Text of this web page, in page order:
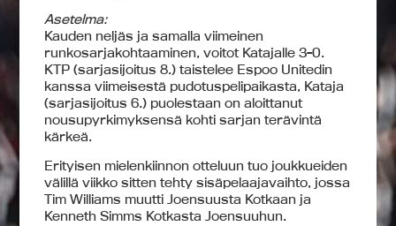
Asetelma:
Kauden neljäs ja samalla viimeinen
runkosarjakohtaaminen, voitot Katajalle 3-0.
KTP (sarjasijoitus 8.) taistelee Espoo Unitedin
kanssa viimeisestä pudotuspelipaikasta, Kataja
(sarjasijoitus 6.) puolestaan on aloittanut
nousupyrkimyksensä kohti sarjan terävintä
kärkeä.
Erityisen mielenkiinnon otteluun tuo joukkueiden
välillä viikko sitten tehty sisäpelaajavaihto, jossa
Tim Williams muutti Joensuusta Kotkaan ja
Kenneth Simms Kotkasta Joensuuhun.